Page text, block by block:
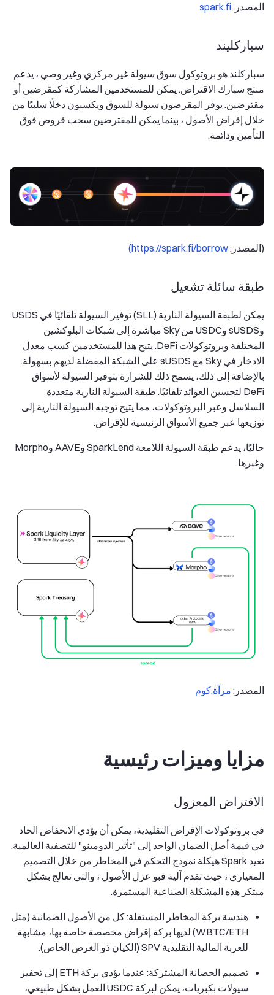
المصدر:spark.fi
سباركليند
سباركلند هو بروتوكول سوق سيولة غير مركزي وغير وصي ، يدعم
منتج سبارك الاقتراض. يمكن للمستخدمين المشاركة كمقرضين أو
مقترضين. يوفر المقرضون سيولة للسوق ويكسبون دخلًا سلبيًا من
خلال إقراض الأصول ، بينما يمكن للمقترضين سحب قروض فوق
التأمين ودائمة.
(المصدر:https://spark.fi/borrow)
طبقة سائلة تشعيل
يمكن لطبقة السيولة النارية (SLL) توفير السيولة تلقائيًا في USDS
وsUSDS وUSDC من Sky مباشرة إلى شبكات البلوكشين
المختلفة وبروتوكولات DeFi. يتيح هذا للمستخدمين كسب معدل
الادخار في Sky مع sUSDS على الشبكة المفضلة لديهم بسهولة.
بالإضافة إلى ذلك، يسمح ذلك للشرارة بتوفير السيولة لأسواق
DeFi لتحسين العوائد تلقائيًا. طبقة السيولة النارية متعددة
السلاسل وعبر البروتوكولات، مما يتيح توجيه السيولة النارية إلى
توزيعها عبر جميع الأسواق الرئيسية للإقراض.
حاليًا، يدعم طبقة السيولة اللامعة SparkLend وAAVE وMorpho
وغيرها.
المصدر: مرآة.كوم
مزايا وميزات رئيسية
الاقتراض المعزول
في بروتوكولات الإقراض التقليدية، يمكن أن يؤدي الانخفاض الحاد
في قيمة أصل الضمان الواحد إلى "تأثير الدومينو" للتصفية العالمية.
تعيد Spark هيكلة نموذج التحكم في المخاطر من خلال التصميم
المعياري ، حيث تقدم آلية قبو عزل الأصول ، والتي تعالج بشكل
مبتكر هذه المشكلة الصناعية المستمرة.
هندسة بركة المخاطر المستقلة: كل من الأصول الضمانية (مثل
WBTC/ETH) لديها بركة إقراض مخصصة خاصة بها، مشابهة
للعربة المالية التقليدية SPV (الكيان ذو الغرض الخاص).
تصميم الحصانة المشتركة: عندما يؤدي بركة ETH إلى تحفيز
سيولات بكبريات، يمكن لبركة USDC العمل بشكل طبيعي،